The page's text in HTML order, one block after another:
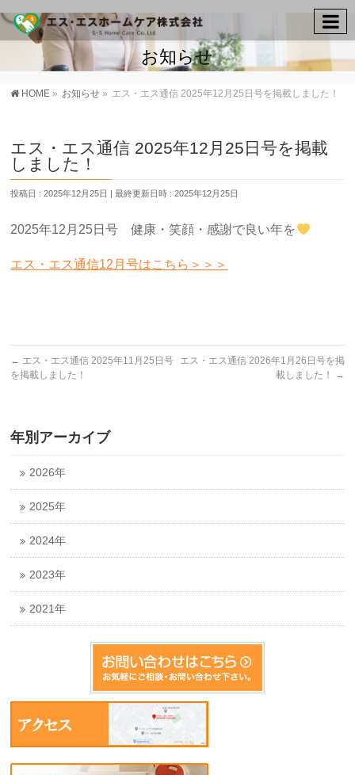
お知らせ
HOME » お知らせ » エス・エス通信 2025年12月25日号を掲載しました！
エス・エス通信 2025年12月25日号を掲載
しました！
投稿日 : 2025年12月25日 最終更新日時 : 2025年12月25日
2025年12月25日号 健康・笑顔・感謝で良い年を
エス・エス通信12月号はこちら＞＞＞
← エス・エス通信 2025年11月25日号
を掲載しました！
エス・エス通信 2026年1月26日号を掲
載しました！
→
年別アーカイブ
2026年
2025年
2024年
2023年
2021年